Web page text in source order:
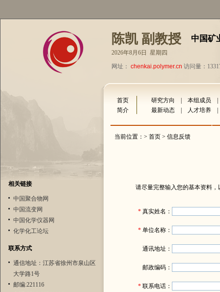
陈凯 副教授 中国矿
2026年8月6日 星期四
网址： chenkai.polymer.cn 访问量：
相关链接
中国聚合物网
中国流变网
中国化学仪器网
化学化工论坛
联系方式
通信地址：江苏省徐州市泉山区
大学路1号
邮编:221116
首页 研究方向 本组成员
简介
最新动态 人才培养
当前位置：> 首页 > 信息反馈
请尽量完整输入您的基本资料
* 真实姓名：
* 单位名称：
通讯地址：
邮政编码：
* 联系电话：